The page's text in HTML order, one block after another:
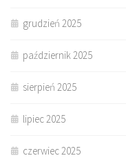
grudzień 2025
październik 2025
sierpień 2025
lipiec 2025
czerwiec 2025